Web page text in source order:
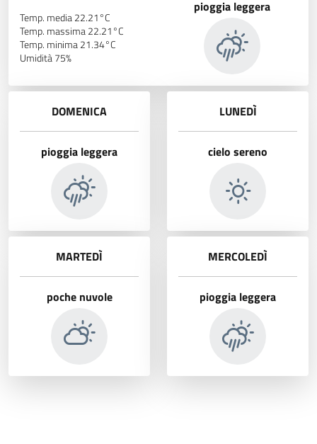
Temp. media 22.21°C
Temp. massima 22.21°C
Temp. minima 21.34°C
Umidità 75%
pioggia leggera
DOMENICA
pioggia leggera
LUNEDÌ
cielo sereno
MARTEDÌ
poche nuvole
MERCOLEDÌ
pioggia leggera